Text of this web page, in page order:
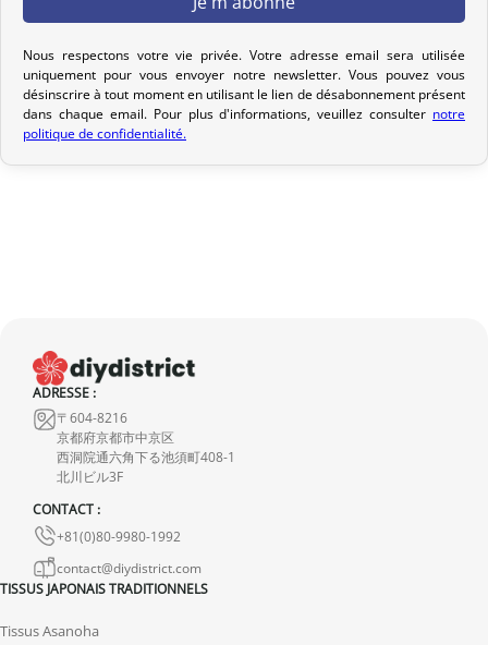
vous avez sélectionné lors de votre achat. Vous recevrez un e-mail
de confirmation d’envoi pour suivre votre colis. Nous offrons
plusieurs options de livraison pour répondre à vos besoins.
Politique de retour
neuf et dans son emballage d’origine), nous vous rembourserons
le montant de votre commande, hors frais d’expédition initiaux.
Aucun remboursement ne sera effectué pour des produits
endommagés.
En cas de défaut de notre part, contactez-nous dans les 72 heures
avec photos ou vidéo, afin que nous trouvions ensemble une
solution rapide et adaptée.
Nous respectons votre vie privée. Votre adresse email sera utilisée
uniquement pour vous envoyer notre newsletter. Vous pouvez vous
désinscrire à tout moment en utilisant le lien de désabonnement présent
dans chaque email. Pour plus d'informations, veuillez consulter notre
politique de confidentialité.
ADRESSE :
〒604-8216
京都府京都市中京区
西洞院通六角下る池須町408-1
北川ビル3F
CONTACT :
+81(0)80-9980-1992
contact@diydistrict.com
TISSUS JAPONAIS TRADITIONNELS
Tissus Asanoha